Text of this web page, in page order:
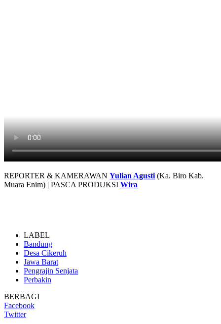
REPORTER & KAMERAWAN Yulian Agusti (Ka. Biro Kab.
Muara Enim) | PASCA PRODUKSI Wira
LABEL
Bandung
Desa Cikeruh
Jawa Barat
Pengrajin Senjata
Perbakin
BERBAGI
Facebook
Twitter